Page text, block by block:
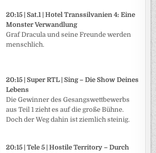
20:15 | Sat.1 | Hotel Transsilvanien 4: Eine
Monster Verwandlung
Graf Dracula und seine Freunde werden
menschlich.
20:15 | Super RTL | Sing – Die Show Deines
Lebens
Die Gewinner des Gesangswettbewerbs
aus Teil 1 zieht es auf die große Bühne.
Doch der Weg dahin ist ziemlich steinig.
20:15 | Tele 5 | Hostile Territory – Durch